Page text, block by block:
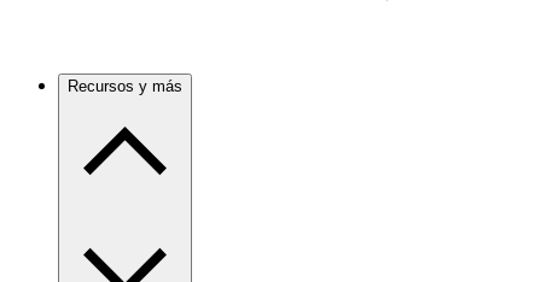
Recursos y más